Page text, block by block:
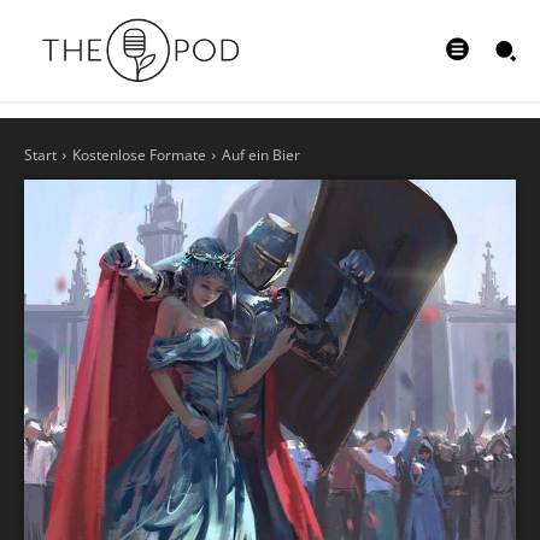
Start Kostenlose Formate Auf ein Bier